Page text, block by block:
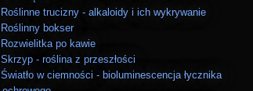
Roślinne trucizny - alkaloidy i ich wykrywanie
Roślinny bokser
Rozwielitka po kawie
Skrzyp - roślina z przeszłości
Światło w ciemności - bioluminescencja łycznika